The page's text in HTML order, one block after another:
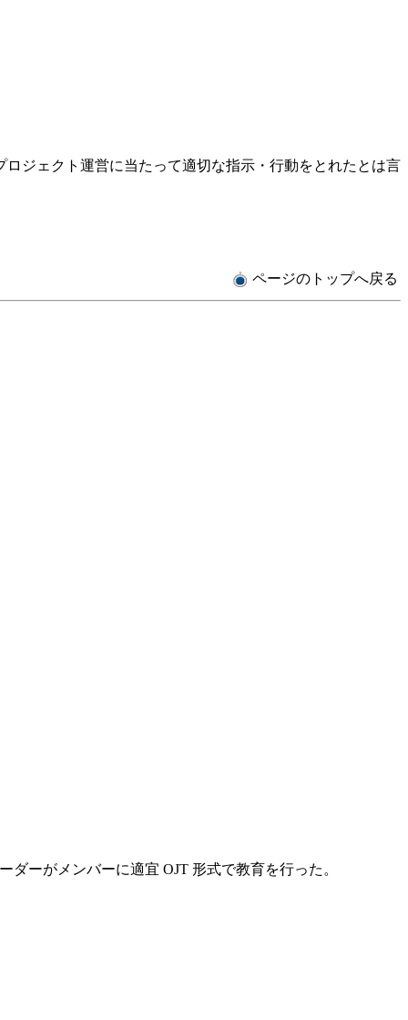
ジェクト運営に当たって適切な指示・行動をとれたとは言
ページのトップへ戻る
ーがメンバーに適宜 OJT 形式で教育を行った。